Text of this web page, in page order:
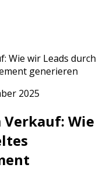
Wie wir Leads durch
generieren
2025
Wie